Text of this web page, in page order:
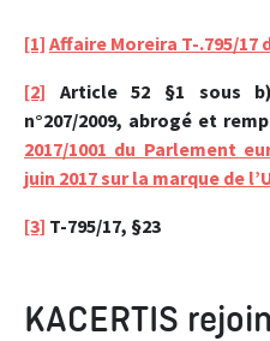
[1] Affaire Moreira T-.795/17
[2] Article 52 §1 sous
n°207/2009, abrogé et
2017/1001 du Parlement
juin 2017 sur la marque de
[3] T-795/17, §23
KACERTIS